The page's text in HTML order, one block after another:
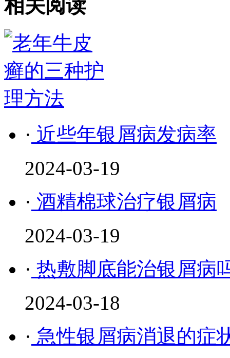
相关阅读
· 近些年银屑病发病率
2024-03-19
· 酒精棉球治疗银屑病
2024-03-19
· 热敷脚底能治银屑病
2024-03-18
· 急性银屑病消退的症